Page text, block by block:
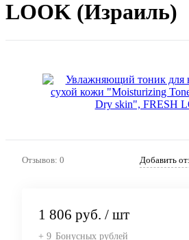
LOOK (Израиль)
Отзывов: 0 Добавить
1 806 руб. / шт
+ 9 Бонусных рублей